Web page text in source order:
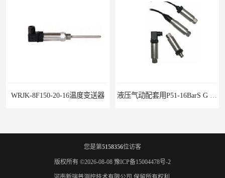
WRJK-8F150-20-16温度变送器
您是第5158356位访客
版权所有 ©2026-08-08 豫ICP备15004478号-2